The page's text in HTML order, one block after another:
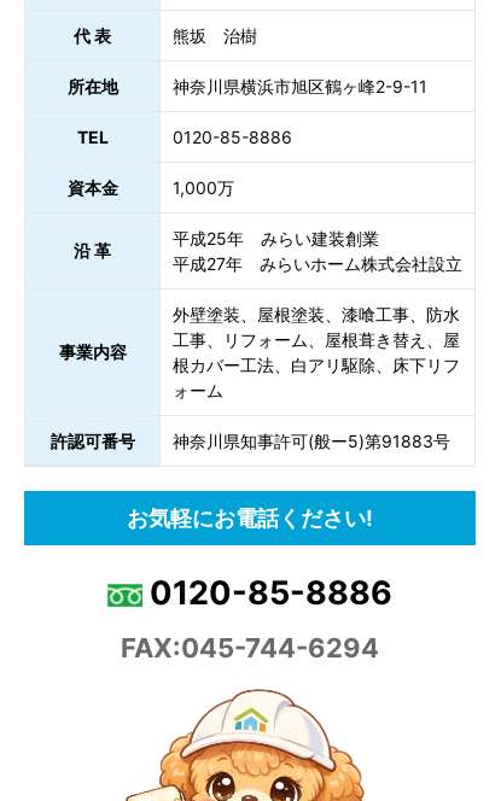
代 表 熊坂 治樹
所在地 神奈川県横浜市旭区鶴ヶ峰2-9-11
TEL 0120-85-8886
資本金 1,000万
沿 革
平成25年 みらい建装創業
平成27年 みらいホーム株式会社設立
事業内容
外壁塗装、屋根塗装、漆喰工事、防水
工事、リフォーム、屋根葺き替え、屋
根カバー工法、白アリ駆除、床下リフ
ォーム
許認可番号 神奈川県知事許可(般ー5)第91883号
お気軽にお電話ください!
0120-85-8886
FAX:045-744-6294